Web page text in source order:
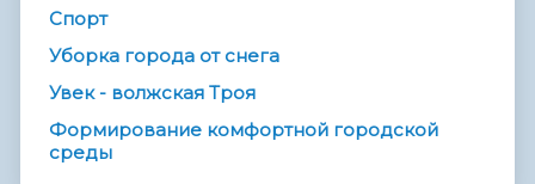
Спорт
Уборка города от снега
Увек - волжская Троя
Формирование комфортной городской
среды